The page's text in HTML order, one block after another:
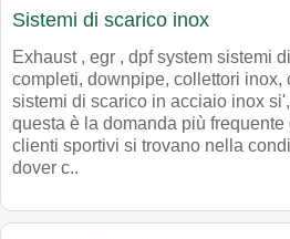
Sistemi di scarico inox
Exhaust , egr , dpf system sistemi
completi, downpipe, collettori inox,
sistemi di scarico in acciaio inox
questa è la domanda più frequente
clienti sportivi si trovano nella
dover c..